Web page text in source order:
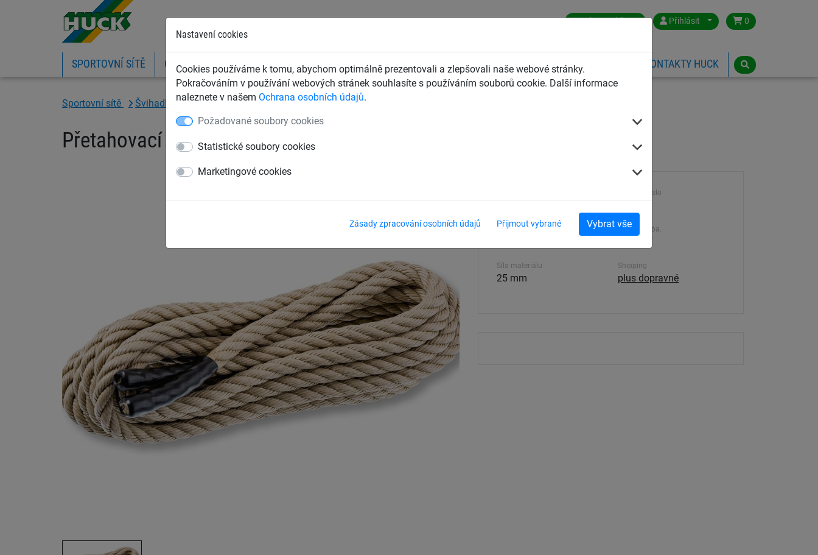
Nastavení cookies
Cookies používáme k tomu, abychom optimálně prezentovali a zlepšovali naše webové stránky.
Pokračováním v používání webových stránek souhlasíte s používáním souborů cookie. Další informace
naleznete v našem Ochrana osobních údajů.
Požadované soubory cookies
Statistické soubory cookies
Marketingové cookies
Zásady zpracování osobních údajů Přijmout vybrané Vybrat vše
Czech Republic Přihlásit 0
SPORTOVNÍ SÍTĚ OCHRANNÉ SÍTĚ A PLACHTY ZÁCHYTNÉ BEZPEČNOSTNÍ SÍTĚ DĚTSKÁ LANOVÁ HŘIŠTĚ KONTAKTY HUCK
Sportovní sítě Švihadla a lana Přetahovací lana
Přetahovací lano, délka 14 m
Materiál
Síla materiálu
25 mm
Výrobek číslo
Dodací doba.
7-21 dní
Shipping
plus dopravné